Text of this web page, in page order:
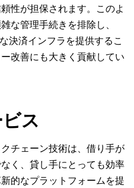
性が担保されます。このよ
な管理手続きを排除し、
決済インフラを提供するこ
改善にも大きく貢献してい
ス
チェーン技術は、借り手が
く、貸し手にとっても効率
的なプラットフォームを提